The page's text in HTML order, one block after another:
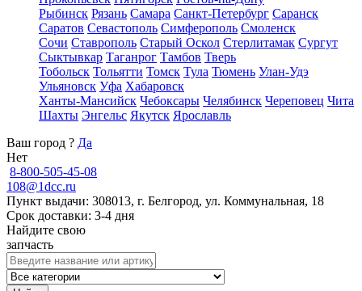
Рыбинск Рязань Самара Санкт-Петербург Саранск
Саратов Севастополь Симферополь Смоленск
Сочи Ставрополь Старый Оскол Стерлитамак Сургут
Сыктывкар Таганрог Тамбов Тверь
Тобольск Тольятти Томск Тула Тюмень Улан-Удэ
Ульяновск Уфа Хабаровск
Ханты-Мансийск Чебоксары Челябинск Череповец Чита
Шахты Энгельс Якутск Ярославль
Ваш город ? Да
Нет
8-800-505-45-08
108@1dcc.ru
Пункт выдачи: 308013, г. Белгород, ул. Коммунальная, 18
Срок доставки: 3-4 дня
Найдите свою
запчасть